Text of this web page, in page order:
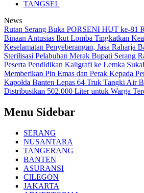
TANGSEL
News
Rutan Serang Buka PORSENI HUT ke-81
Binaan Antusias Ikut Lomba Tingkatkan
Keselamatan Penyeberangan, Jasa Raharja
Sterilisasi Pelabuhan Merak Bupati Serang
Peserta Pendidikan Kaligrafi ke Lemka
Memberikan Pin Emas dan Perak Kepada
Kapolda Banten Lepas 64 Truk Tangki Air
Distribusikan 502.000 Liter untuk Warga
Menu Sidebar
SERANG
NUSANTARA
TANGERANG
BANTEN
ASURANSI
CILEGON
JAKARTA